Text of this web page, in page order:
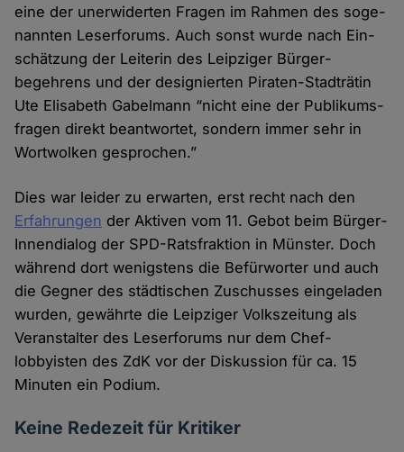
eine der uner­widerten Fragen im Rahmen des soge­
nannten Leser­forums. Auch sonst wurde nach Ein­
schätzung der Leiterin des Leipziger Bürger­
begehrens und der designierten Piraten-Stadt­rätin
Ute Elisabeth Gabelmann “nicht eine der Publikums­
fragen direkt beant­wortet, sondern immer sehr in
Wort­wolken gesprochen.”
Dies war leider zu erwarten, erst recht nach den
Erfah­rungen der Aktiven vom 11. Gebot beim Bürger­
Innendia­log der SPD-Rats­fraktion in Münster. Doch
während dort wenigstens die Befür­worter und auch
die Gegner des städtischen Zuschusses einge­laden
wurden, gewährte die Leipziger Volks­zeitung als
Veran­stalter des Leser­forums nur dem Chef­
lobbyisten des ZdK vor der Diskussion für ca. 15
Minuten ein Podium.
Keine Redezeit für Kritiker